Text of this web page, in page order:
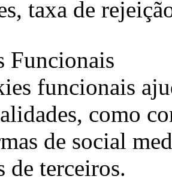
taxa de
Funcionais
funcionais
como
de social
de terceiros.